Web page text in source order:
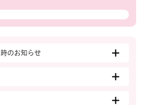
のお知らせ